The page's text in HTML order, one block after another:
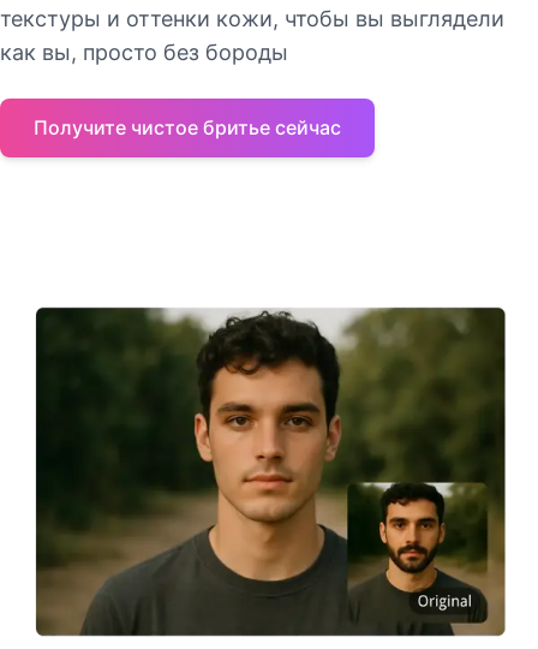
текстуры и оттенки кожи, чтобы вы выглядели
как вы, просто без бороды
Получите чистое бритье сейчас